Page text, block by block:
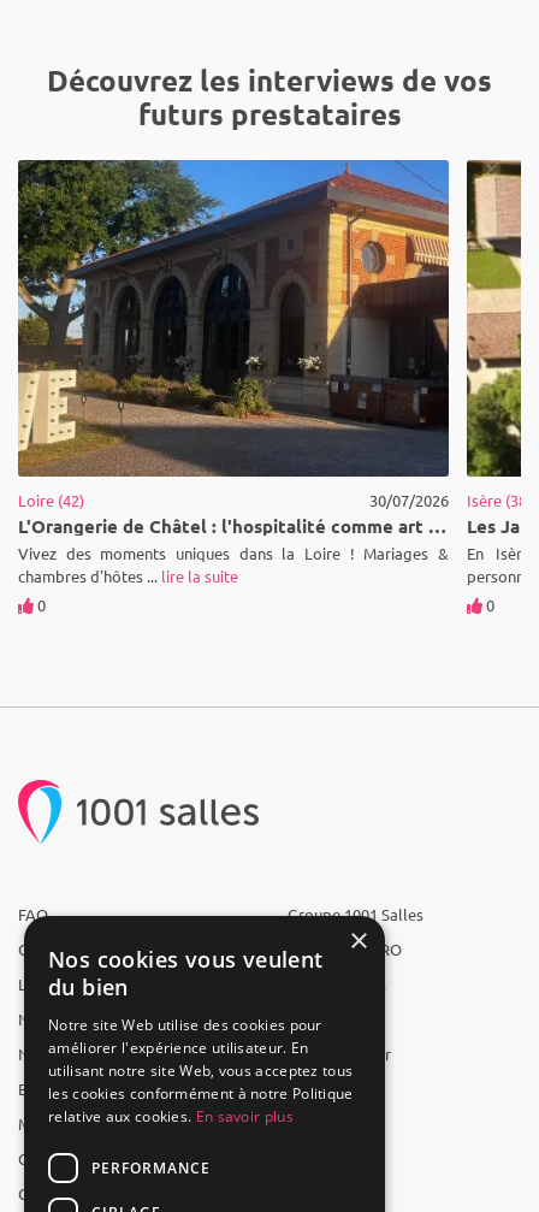
Découvrez les interviews de vos
futurs prestataires
Loire (42) 30/07/2026
L'Orangerie de Châtel : l'hospitalité comme art de vivre au cœur de la Loire
Vivez des moments uniques dans la Loire ! Mariages &
chambres d'hôtes ... lire la suite
0
Isère (38)
En
0
FAQ
Qui sommes-nous ?
L'équipe
Nous recrutons
Nos partenaires
Espace presse
Mentions légales
CGV
CGU
Groupe 1001 Salles
1001 Salles PRO
1001 Traiteurs
1001 Artistes
Reserverunbar
MP2
×
Nos cookies vous veulent
du bien
Notre site Web utilise des cookies pour
améliorer l'expérience utilisateur. En
utilisant notre site Web, vous acceptez tous
les cookies conformément à notre Politique
relative aux cookies. En savoir plus
PERFORMANCE